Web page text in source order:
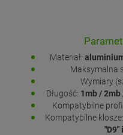
Materiał:
Maksymalna
Wymiary
Długość: 1mb / 2mb
Kompatybilne
Kompatybilne klosze:
"D9"